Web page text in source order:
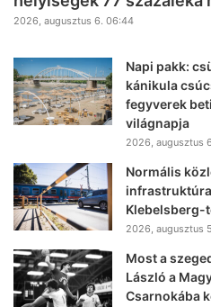
2026, augusztus 6. 06:44
Napi pakk:
kánikula
fegyverek
világnapja
2026, augusztus
Normális
Klebelsberg-
2026, augusztus
Most a
László a
Csarnokába